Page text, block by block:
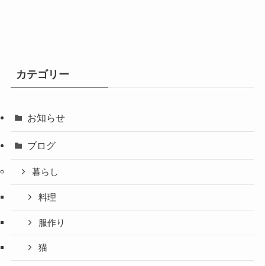
カテゴリー
お知らせ
ブログ
暮らし
料理
服作り
猫